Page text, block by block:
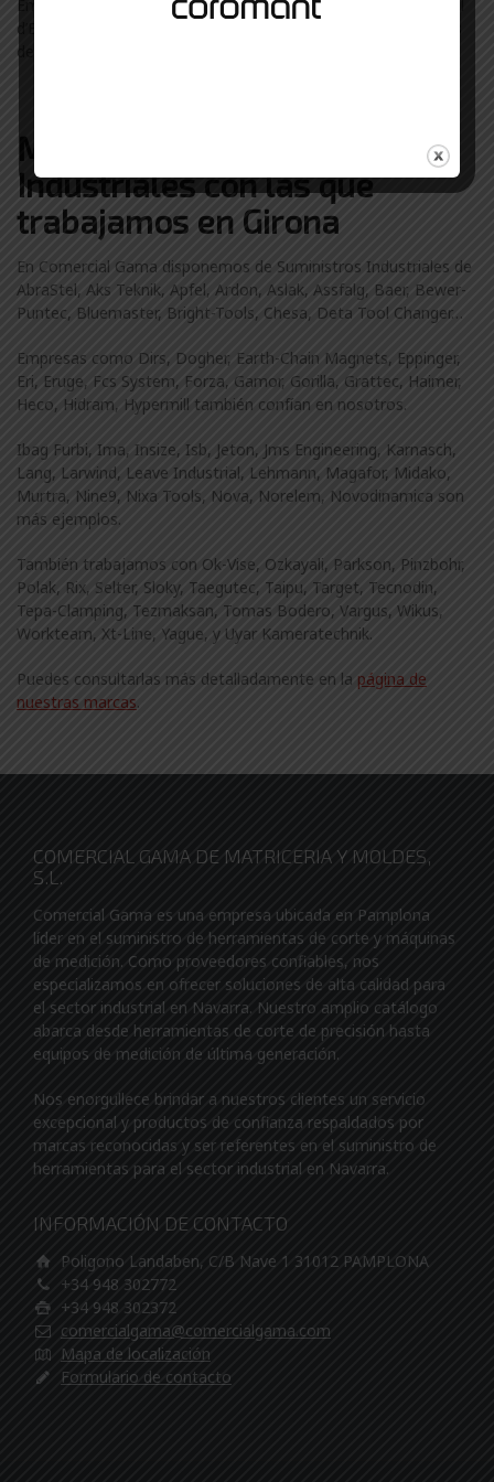
Empresas de Sant Feliu de Guíxols, Roses, Banyoles, La Bisbal
d’Empordà, Torroella de Montgrí usan suministros industriales
de Comercial Gama.
Marcas de Suministros
Industriales con las que
trabajamos en Girona
En Comercial Gama disponemos de Suministros Industriales de
AbraStel, Aks Teknik, Apfel, Ardon, Aslak, Assfalg, Baer, Bewer-
Puntec, Bluemaster, Bright-Tools, Chesa, Deta Tool Changer…
Empresas como Dirs, Dogher, Earth-Chain Magnets, Eppinger,
Eri, Eruge, Fcs System, Forza, Gamor, Gorilla, Grattec, Haimer,
Heco, Hidram, Hypermill también confían en nosotros.
Ibag Furbi, Ima, Insize, Isb, Jeton, Jms Engineering, Karnasch,
Lang, Larwind, Leave Industrial, Lehmann, Magafor, Midako,
Murtra, Nine9, Nixa Tools, Nova, Norelem, Novodinamica son
más ejemplos.
También trabajamos con Ok-Vise, Ozkayali, Parkson, Pinzbohr,
Polak, Rix, Selter, Sloky, Taegutec, Taipu, Target, Tecnodin,
Tepa-Clamping, Tezmaksan, Tomas Bodero, Vargus, Wikus,
Workteam, Xt-Line, Yague, y Uyar Kameratechnik.
Puedes consultarlas más detalladamente en la página de
nuestras marcas.
COMERCIAL GAMA DE MATRICERIA Y MOLDES,
S.L.
Comercial Gama es una empresa ubicada en Pamplona
líder en el suministro de herramientas de corte y máquinas
de medición. Como proveedores confiables, nos
especializamos en ofrecer soluciones de alta calidad para
el sector industrial en Navarra. Nuestro amplio catálogo
abarca desde herramientas de corte de precisión hasta
equipos de medición de última generación.
Nos enorgullece brindar a nuestros clientes un servicio
excepcional y productos de confianza respaldados por
marcas reconocidas y ser referentes en el suministro de
herramientas para el sector industrial en Navarra.
INFORMACIÓN DE CONTACTO
Poligono Landaben, C/B Nave 1 31012 PAMPLONA
+34 948 302772
+34 948 302372
comercialgama@comercialgama.com
Mapa de localización
Formulario de contacto